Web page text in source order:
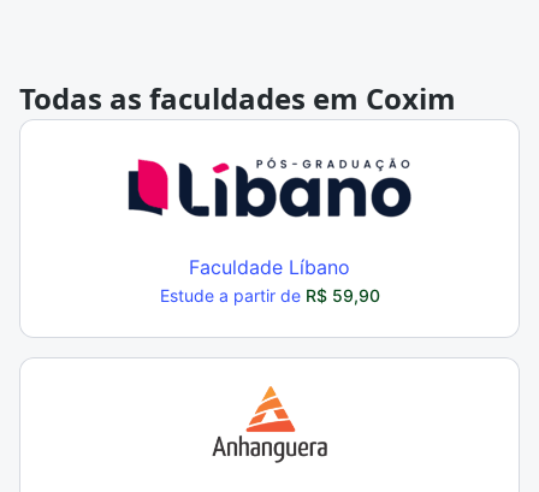
Todas as faculdades em Coxim
Faculdade Líbano
Estude a partir de R$ 59,90